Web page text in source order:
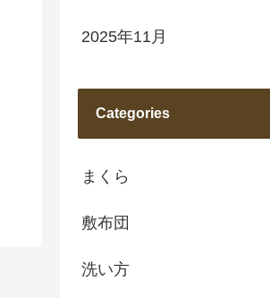
2025年11月
Categories
まくら
敷布団
洗い方